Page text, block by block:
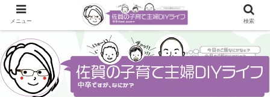
メニュー 検索